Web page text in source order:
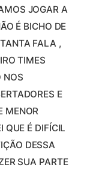
JOGAR A
É BICHO DE
FALA ,
TIMES
NOS
E
MENOR
QUE É DIFÍCIL
DESSA
SUA PARTE